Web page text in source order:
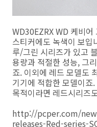
WD30EZRX WD 케비
스티커에도 녹색이 보
루/그린 시리즈가 있고
용량과 적절한 성능, 그
죠. 이외에 레드 모델도
기기에 적합한 모델이죠
목적이라면 레드시리즈
http://pcper.com/
releases-Red-series-